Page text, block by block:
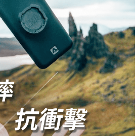
得法定代理人或監護人之同意方可使用
同意申辦者引起之損失，本公司不負相關責
時，將依據個別帳號之用戶狀況，依本公司即
若仍有額度不足之情形，本公司將視審查結果
使用他人資訊註冊。若發現惡意使用之情形，
停止該用戶之使用額度並採取法律行動。